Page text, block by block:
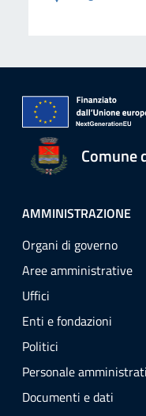
Comune
AMMINISTRAZIONE
Organi di governo
Aree amministrative
Uffici
Enti e fondazioni
Politici
Personale
Documenti e dati